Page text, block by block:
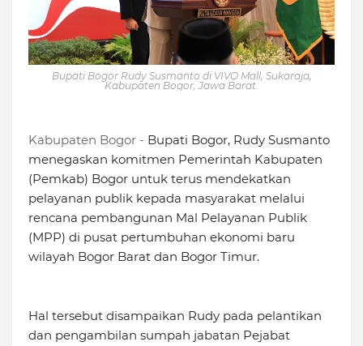
Bupati Bogor Rudy Susmanto di VIVO Mall, Sukaraja,
Kabupaten Bogor, Jawa Barat.
Kabupaten Bogor - Bupati Bogor, Rudy Susmanto
menegaskan komitmen Pemerintah Kabupaten
(Pemkab) Bogor untuk terus mendekatkan
pelayanan publik kepada masyarakat melalui
rencana pembangunan Mal Pelayanan Publik
(MPP) di pusat pertumbuhan ekonomi baru
wilayah Bogor Barat dan Bogor Timur.
Hal tersebut disampaikan Rudy pada pelantikan
dan pengambilan sumpah jabatan Pejabat